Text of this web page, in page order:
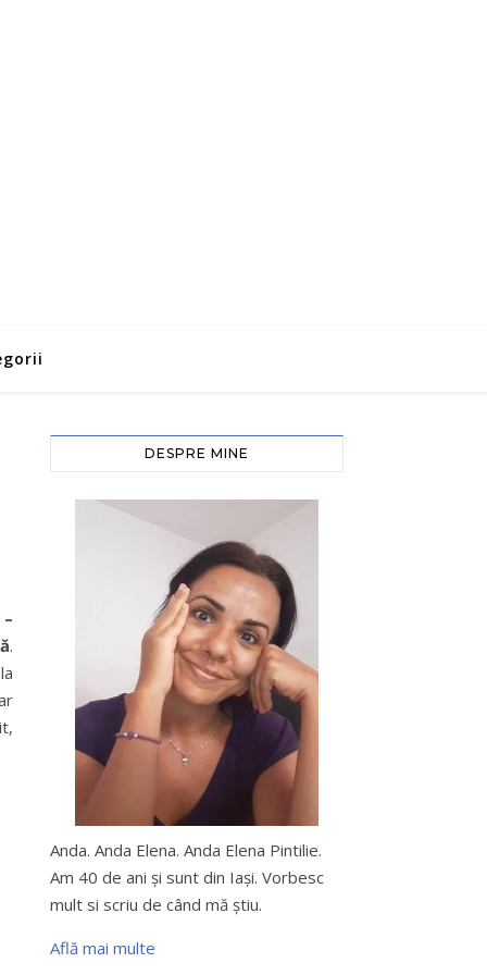
.
DESPRE MINE
Anda. Anda Elena. Anda Elena Pintilie.
Am 40 de ani şi sunt din Iaşi. Vorbesc
mult si scriu de când mă ştiu.
Află mai multe